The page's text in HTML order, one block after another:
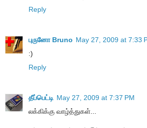
Reply
புருனோ Bruno May 27, 2009 at 7:33
:)
Reply
தீப்பெட்டி May 27, 2009 at 7:37 PM
லக்கிக்கு வாழ்த்துகள்...